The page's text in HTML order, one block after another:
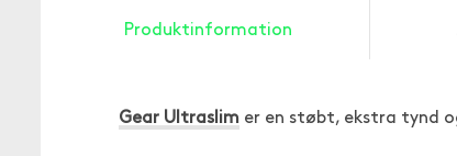
Produktinformation
Gear Ultraslim er en støbt, ekstra tynd